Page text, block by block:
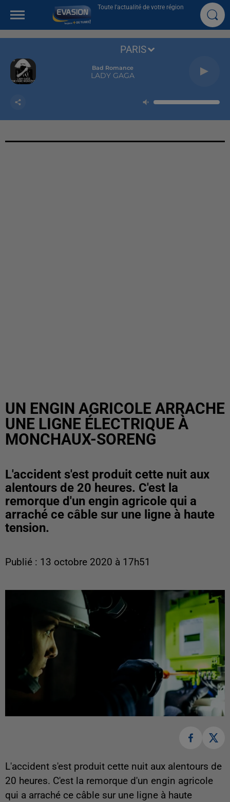
Toute l'actualité de votre région
Bad Romance
LADY GAGA
PARIS
UN ENGIN AGRICOLE ARRACHE
UNE LIGNE ÉLECTRIQUE À
MONCHAUX-SORENG
L'accident s'est produit cette nuit aux
alentours de 20 heures. C'est la
remorque d'un engin agricole qui a
arraché ce câble sur une ligne à haute
tension.
Publié : 13 octobre 2020 à 17h51
L'accident s'est produit cette nuit aux alentours de
20 heures. C'est la remorque d'un engin agricole
qui a arraché ce câble sur une ligne à haute